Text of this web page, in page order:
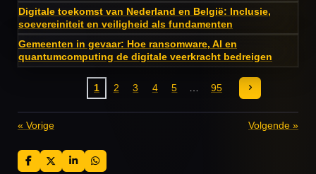
Digitale toekomst van Nederland en België: Inclusie,
soevereiniteit en veiligheid als fundamenten
Gemeenten in gevaar: Hoe ransomware, AI en
quantumcomputing de digitale veerkracht bedreigen
1 2 3 4 5 95
« Vorige Volgende »
D
D
S
D